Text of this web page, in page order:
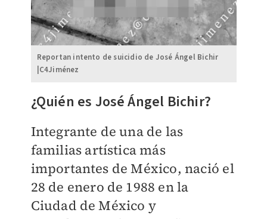
Reportan intento de suicidio de José Ángel Bichir
|C4Jiménez
¿Quién es José Ángel Bichir?
Integrante de una de las
familias artística más
importantes de México, nació el
28 de enero de 1988 en la
Ciudad de México y